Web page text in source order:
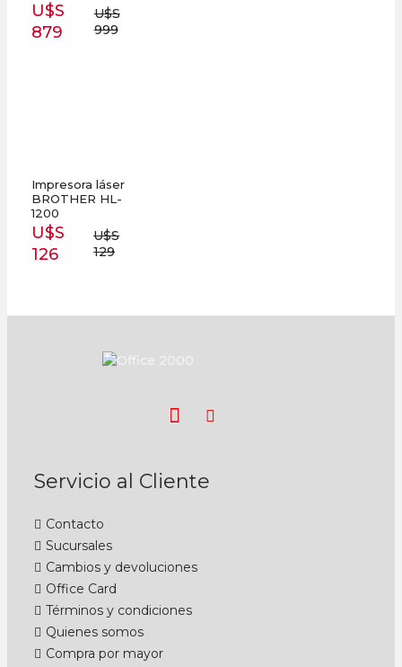
U$S
879
U$S
999
Impresora láser
BROTHER HL-
1200
U$S
126
U$S
129
Servicio al Cliente
Contacto
Sucursales
Cambios y devoluciones
Office Card
Términos y condiciones
Quienes somos
Compra por mayor